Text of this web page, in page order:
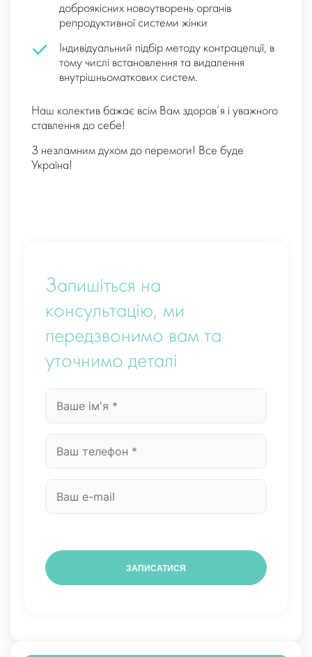
доброякісних новоутворень органів
репродуктивної системи жінки
Індивідуальний підбір методу контрацепції, в
тому числі встановлення та видалення
внутрішньоматкових систем.
Наш колектив бажає всім Вам здоров’я і уважного
ставлення до себе!
З незламним духом до перемоги! Все буде
Україна!
Запишіться на
консультацію, ми
передзвонимо вам та
уточнимо деталі